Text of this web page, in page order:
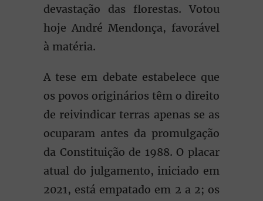
devastação das florestas. Votou
hoje André Mendonça, favorável
à matéria.
A tese em debate estabelece que
os povos originários têm o direito
de reivindicar terras apenas se as
ocuparam antes da promulgação
da Constituição de 1988. O placar
atual do julgamento, iniciado em
2021, está empatado em 2 a 2; os